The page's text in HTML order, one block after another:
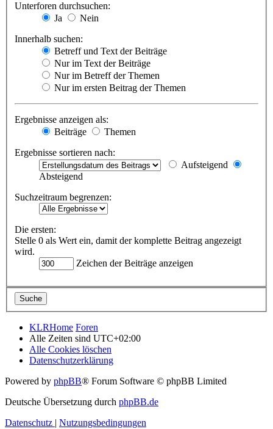
Unterforen durchsuchen:
Ja
Nein
Innerhalb suchen:
Betreff und Text der Beiträge
Nur im Text der Beiträge
Nur im Betreff der Themen
Nur im ersten Beitrag der Themen
Ergebnisse anzeigen als:
Beiträge
Themen
Ergebnisse sortieren nach:
Aufsteigend
Absteigend
Suchzeitraum begrenzen:
Die ersten:
Stelle 0 als Wert ein, damit der komplette Beitrag angezeigt
wird.
Zeichen der Beiträge anzeigen
KLRHome Foren
Alle Zeiten sind UTC+02:00
Alle Cookies löschen
Datenschutzerklärung
Powered by phpBB® Forum Software © phpBB Limited
Deutsche Übersetzung durch phpBB.de
Datenschutz | Nutzungsbedingungen